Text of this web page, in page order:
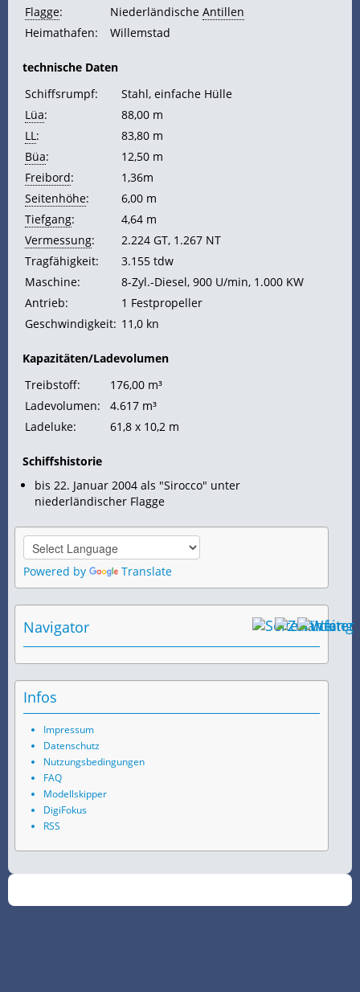
Flagge: Niederländische Antillen
Heimathafen:
Willemstad
technische Daten
Schiffsrumpf:
Stahl, einfache Hülle
Lüa:
88,00 m
LL:
83,80 m
Büa:
12,50 m
Freibord:
1,36m
Seitenhöhe:
6,00 m
Tiefgang:
4,64 m
Vermessung: 2.224 GT, 1.267 NT
Tragfähigkeit:
3.155 tdw
Maschine:
8-Zyl.-Diesel, 900 U/min, 1.000 KW
Antrieb:
1 Festpropeller
Geschwindigkeit: 11,0 kn
Kapazitäten/Ladevolumen
Treibstoff:
176,00 m³
Ladevolumen:
4.617 m³
Ladeluke:
61,8 x 10,2 m
Schiffshistorie
bis 22. Januar 2004 als "Sirocco" unter
niederländischer Flagge
Powered by Translate
Navigator
Infos
Impressum
Datenschutz
Nutzungsbedingungen
FAQ
Modellskipper
DigiFokus
RSS